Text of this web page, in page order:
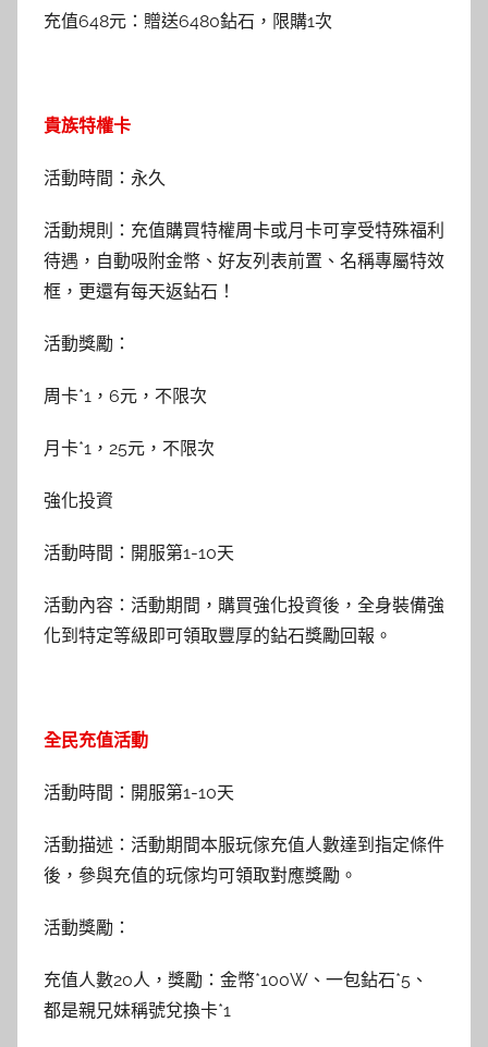
充值648元：贈送6480鉆石，限購1次
貴族特權卡
活動時間：永久
活動規則：充值購買特權周卡或月卡可享受特殊福利
待遇，自動吸附金幣、好友列表前置、名稱專屬特效
框，更還有每天返鉆石！
活動獎勵：
周卡*1，6元，不限次
月卡*1，25元，不限次
強化投資
活動時間：開服第1-10天
活動內容：活動期間，購買強化投資後，全身裝備強
化到特定等級即可領取豐厚的鉆石獎勵回報。
全民充值活動
活動時間：開服第1-10天
活動描述：活動期間本服玩傢充值人數達到指定條件
後，參與充值的玩傢均可領取對應獎勵。
活動獎勵：
充值人數20人，獎勵：金幣*100W、一包鉆石*5、
都是親兄妹稱號兌換卡*1